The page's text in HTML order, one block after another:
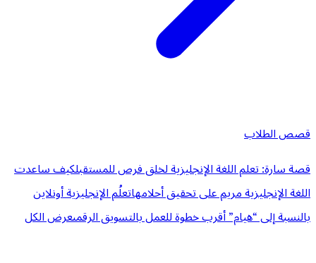
قصص الطلاب
قصة سارة: تعلم اللغة الإنجليزية لخلق فرص للمستقبلكيف ساعدت
اللغة الإنجليزية مريم على تحقيق أحلامهاتعلُم الإنجليزية أونلاين
بالنسبة إلى “هيام” أقرب خطوة للعمل بالتسويق الرقمىعرض الكل